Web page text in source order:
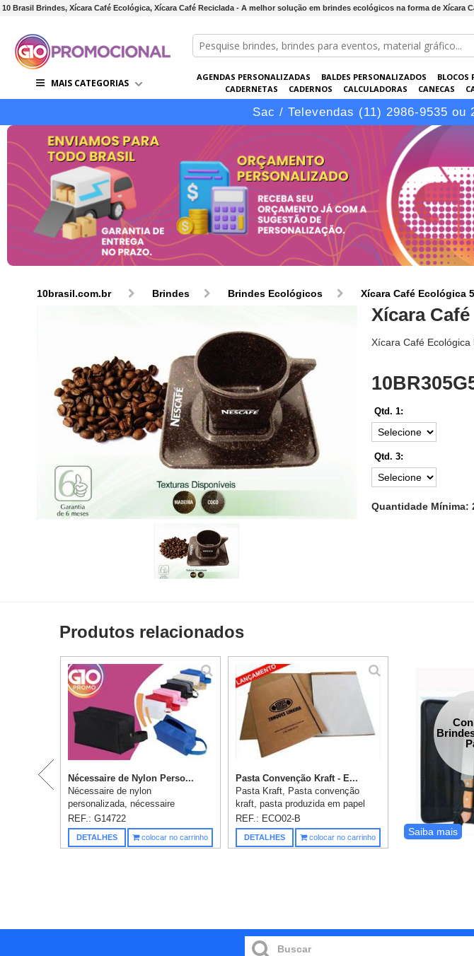
10 Brasil Brindes, Xícara Café Ecológica, Xícara Café Reciclada - A melhor solução em brindes ecológicos na forma de Xícara
MAIS CATEGORIAS
AGENDAS PERSONALIZADAS BALDES PERSONALIZADOS BLOCOS
CADERNETAS
CADERNOS CALCULADORAS CANECAS
CONJUNTOS DE BRINDES
COPOS ELETRÔNICOS EMBALAGENS
Sac / Televendas (11) 2986-9535 ou
10brasil.com.br Brindes Brindes Ecológicos Xícara Café Ecológica
Xícara
Xícara Café Ecológica
Qtd. 1:
Qtd. 3:
Quantidade Mínima:
Produtos relacionados
Nécessaire de Nylon Perso...
Nécessaire de nylon
personalizada, nécessaire
confeccionada em nylon 600 com
alça de mão. Medidas: Altura:
13cm x Largura: 22cm x
REF.: G14722
DETALHES colocar no carrinho
Pasta Convenção Kraft - E...
Pasta Kraft, Pasta convenção
kraft, pasta produzida em papel
kraft 420gr, impressão em silk em
1 cor, já incluso, bloco com 25
folhas em papel reciclado 75...
REF.: ECO02-B
DETALHES colocar no carrinho
Saiba mais